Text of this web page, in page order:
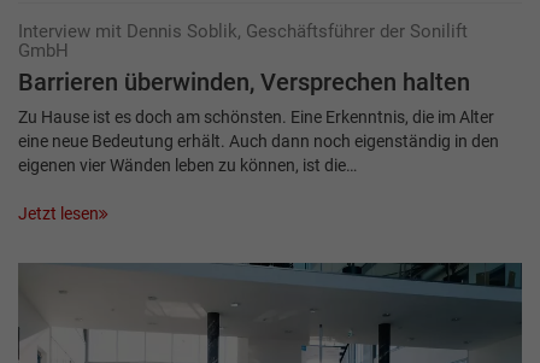
Interview mit Dennis Soblik, Geschäftsführer der Sonilift
GmbH
Barrieren überwinden, ­Versprechen halten
Zu Hause ist es doch am schönsten. Eine Erkenntnis, die im Alter
eine neue Bedeutung erhält. Auch dann noch eigenständig in den
eigenen vier Wänden leben zu können, ist die…
Jetzt lesen